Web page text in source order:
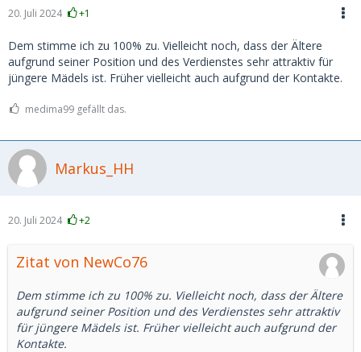
20. Juli 2024 +1
Dem stimme ich zu 100% zu. Vielleicht noch, dass der Ältere
aufgrund seiner Position und des Verdienstes sehr attraktiv für
jüngere Mädels ist. Früher vielleicht auch aufgrund der Kontakte.
medima99 gefällt das.
Markus_HH
20. Juli 2024 +2
Zitat von NewCo76
Dem stimme ich zu 100% zu. Vielleicht noch, dass der Ältere
aufgrund seiner Position und des Verdienstes sehr attraktiv
für jüngere Mädels ist. Früher vielleicht auch aufgrund der
Kontakte.